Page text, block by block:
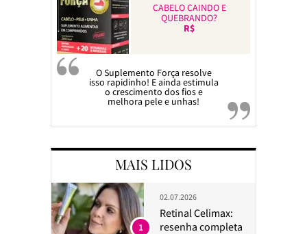
CABELO CAINDO E
QUEBRANDO?
R$
O Suplemento Força resolve
isso rapidinho! E ainda estimula
o crescimento dos fios e
melhora pele e unhas!
MAIS LIDOS
02.07.2026
Retinal Celimax:
resenha completa
1